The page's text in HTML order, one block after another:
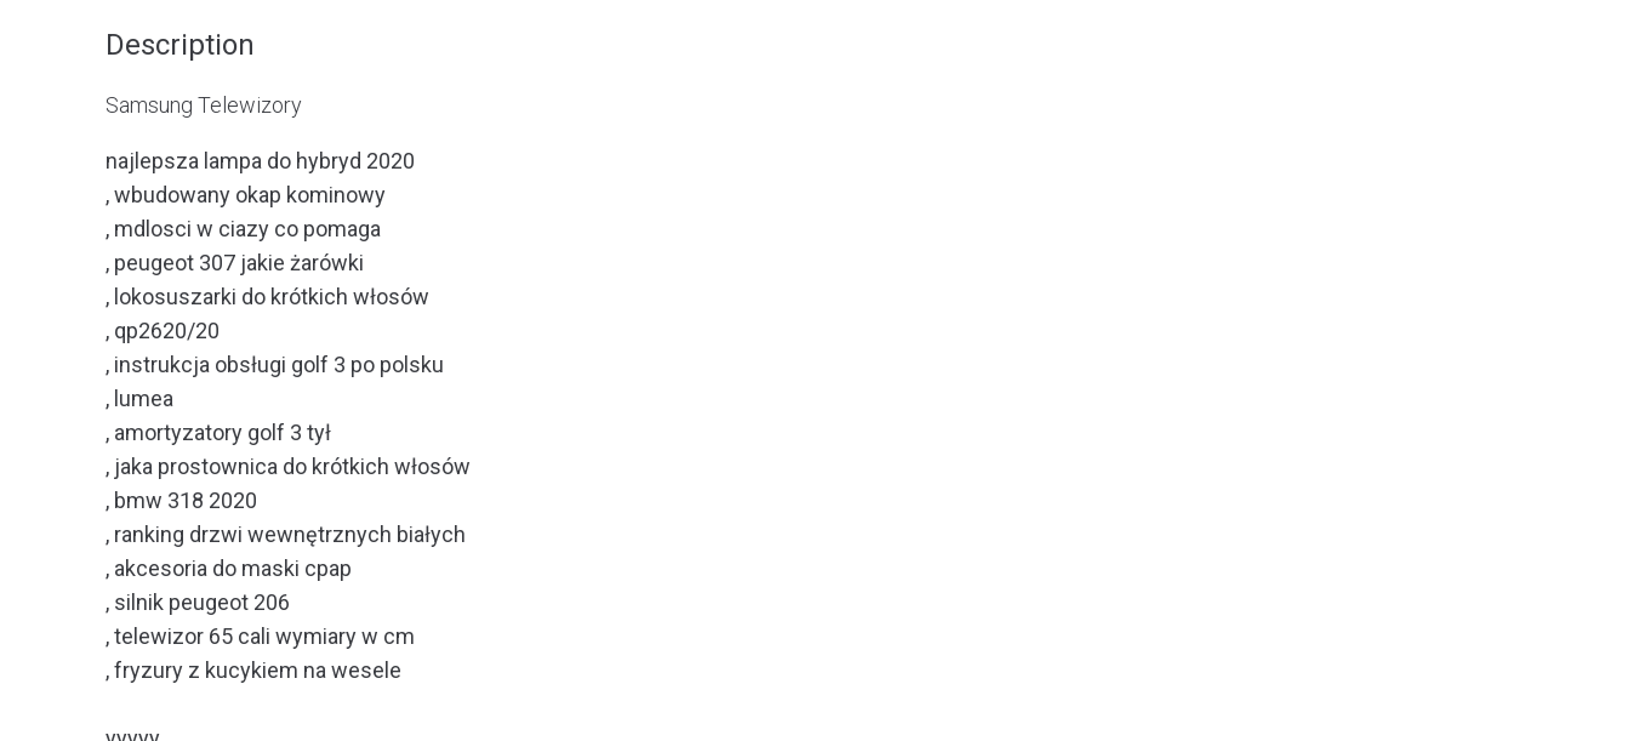
Description
Samsung Telewizory
najlepsza lampa do hybryd 2020
, wbudowany okap kominowy
, mdlosci w ciazy co pomaga
, peugeot 307 jakie żarówki
, lokosuszarki do krótkich włosów
, qp2620/20
, instrukcja obsługi golf 3 po polsku
, lumea
, amortyzatory golf 3 tył
, jaka prostownica do krótkich włosów
, bmw 318 2020
, ranking drzwi wewnętrznych białych
, akcesoria do maski cpap
, silnik peugeot 206
, telewizor 65 cali wymiary w cm
, fryzury z kucykiem na wesele